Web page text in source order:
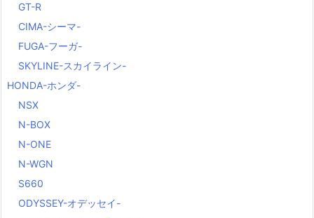
GT-R
CIMA-シーマ-
FUGA-フーガ-
SKYLINE-スカイライン-
HONDA-ホンダ-
NSX
N-BOX
N-ONE
N-WGN
S660
ODYSSEY-オデッセイ-